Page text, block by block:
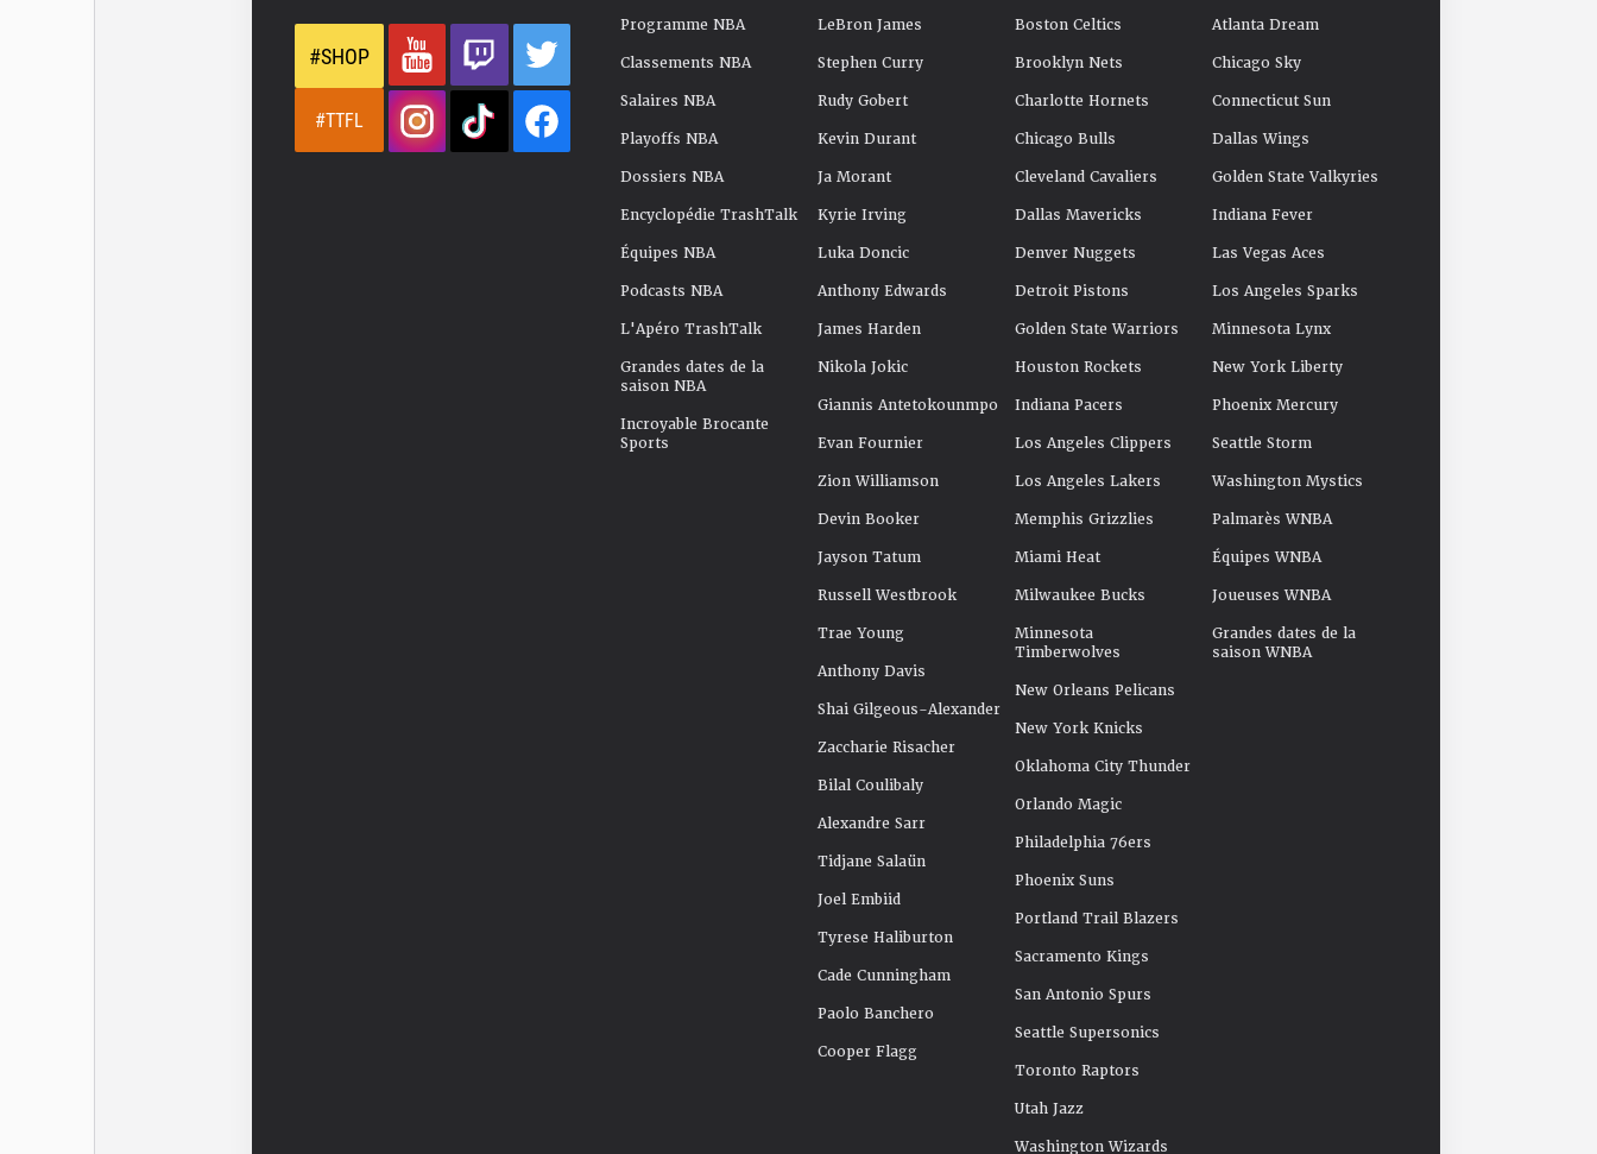
#SHOP
#TTFL
Programme NBA
Classements NBA
Salaires NBA
Playoffs NBA
Dossiers NBA
Encyclopédie TrashTalk
Équipes NBA
Podcasts NBA
L'Apéro TrashTalk
Grandes dates de la
saison NBA
Incroyable Brocante
Sports
LeBron James
Stephen Curry
Rudy Gobert
Kevin Durant
Ja Morant
Kyrie Irving
Luka Doncic
Anthony Edwards
James Harden
Nikola Jokic
Giannis Antetokounmpo
Evan Fournier
Zion Williamson
Devin Booker
Jayson Tatum
Russell Westbrook
Trae Young
Anthony Davis
Shai Gilgeous-Alexander
Zaccharie Risacher
Bilal Coulibaly
Alexandre Sarr
Tidjane Salaün
Joel Embiid
Tyrese Haliburton
Cade Cunningham
Paolo Banchero
Cooper Flagg
Boston Celtics
Brooklyn Nets
Charlotte Hornets
Chicago Bulls
Cleveland Cavaliers
Dallas Mavericks
Denver Nuggets
Detroit Pistons
Golden State Warriors
Houston Rockets
Indiana Pacers
Los Angeles Clippers
Los Angeles Lakers
Memphis Grizzlies
Miami Heat
Milwaukee Bucks
Minnesota
Timberwolves
New Orleans Pelicans
New York Knicks
Oklahoma City Thunder
Orlando Magic
Philadelphia 76ers
Phoenix Suns
Portland Trail Blazers
Sacramento Kings
San Antonio Spurs
Seattle Supersonics
Toronto Raptors
Utah Jazz
Washington Wizards
Atlanta Dream
Chicago Sky
Connecticut Sun
Dallas Wings
Golden State Valkyries
Indiana Fever
Las Vegas Aces
Los Angeles Sparks
Minnesota Lynx
New York Liberty
Phoenix Mercury
Seattle Storm
Washington Mystics
Palmarès WNBA
Équipes WNBA
Joueuses WNBA
Grandes dates de la
saison WNBA